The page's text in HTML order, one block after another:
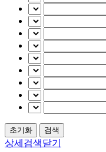
상세검색닫기